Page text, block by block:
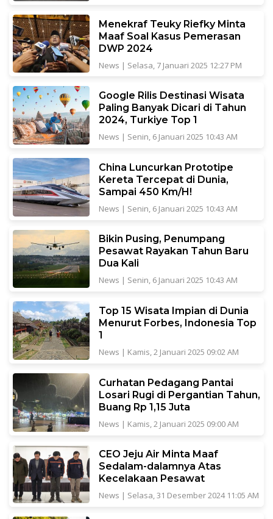
Menekraf Teuky Riefky Minta
Maaf Soal Kasus Pemerasan
DWP 2024
News | Selasa, 7 Januari 2025 12:27 PM
Google Rilis Destinasi Wisata
Paling Banyak Dicari di Tahun
2024, Turkiye Top 1
News | Senin, 6 Januari 2025 10:43 AM
China Luncurkan Prototipe
Kereta Tercepat di Dunia,
Sampai 450 Km/H!
News | Senin, 6 Januari 2025 10:43 AM
Bikin Pusing, Penumpang
Pesawat Rayakan Tahun Baru
Dua Kali
News | Senin, 6 Januari 2025 10:43 AM
Top 15 Wisata Impian di Dunia
Menurut Forbes, Indonesia Top
1
News | Kamis, 2 Januari 2025 09:02 AM
Curhatan Pedagang Pantai
Losari Rugi di Pergantian Tahun,
Buang Rp 1,15 Juta
News | Kamis, 2 Januari 2025 09:00 AM
CEO Jeju Air Minta Maaf
Sedalam-dalamnya Atas
Kecelakaan Pesawat
News | Selasa, 31 Desember 2024 11:05 AM